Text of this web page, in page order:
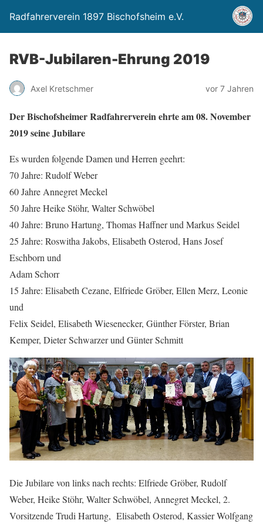
Radfahrerverein 1897 Bischofsheim e.V.
RVB-Jubilaren-Ehrung 2019
Axel Kretschmer vor 7 Jahren
Der Bischofsheimer Radfahrerverein ehrte am 08. November
2019 seine Jubilare
Es wurden folgende Damen und Herren geehrt:
70 Jahre: Rudolf Weber
60 Jahre Annegret Meckel
50 Jahre Heike Stöhr, Walter Schwöbel
40 Jahre: Bruno Hartung, Thomas Haffner und Markus Seidel
25 Jahre: Roswitha Jakobs, Elisabeth Osterod, Hans Josef
Eschborn und
Adam Schorr
15 Jahre: Elisabeth Cezane, Elfriede Gröber, Ellen Merz, Leonie
und
Felix Seidel, Elisabeth Wiesenecker, Günther Förster, Brian
Kemper, Dieter Schwarzer und Günter Schmitt
Die Jubilare von links nach rechts: Elfriede Gröber, Rudolf
Weber, Heike Stöhr, Walter Schwöbel, Annegret Meckel, 2.
Vorsitzende Trudi Hartung, Elisabeth Osterod, Kassier Wolfgang